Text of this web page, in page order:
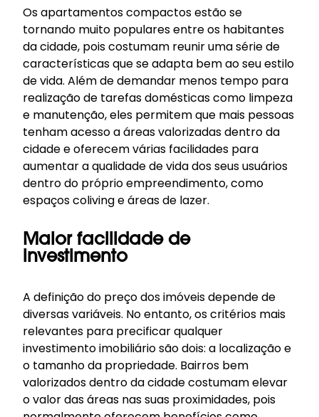
Os apartamentos compactos estão se
tornando muito populares entre os habitantes
da cidade, pois costumam reunir uma série de
características que se adapta bem ao seu estilo
de vida. Além de demandar menos tempo para
realização de tarefas domésticas como limpeza
e manutenção, eles permitem que mais pessoas
tenham acesso a áreas valorizadas dentro da
cidade e oferecem várias facilidades para
aumentar a qualidade de vida dos seus usuários
dentro do próprio empreendimento, como
espaços coliving e áreas de lazer.
Maior facilidade de
investimento
A definição do preço dos imóveis depende de
diversas variáveis. No entanto, os critérios mais
relevantes para precificar qualquer
investimento imobiliário são dois: a localização e
o tamanho da propriedade. Bairros bem
valorizados dentro da cidade costumam elevar
o valor das áreas nas suas proximidades, pois